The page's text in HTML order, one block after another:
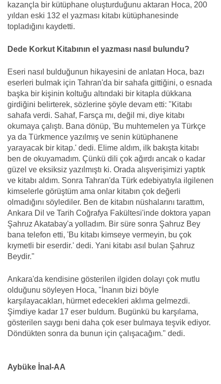
kazançla bir kütüphane oluşturduğunu aktaran Hoca, 200
yıldan eski 132 el yazması kitabı kütüphanesinde
topladığını kaydetti.
Dede Korkut Kitabının el yazması nasıl bulundu?
Eseri nasıl bulduğunun hikayesini de anlatan Hoca, bazı
eserleri bulmak için Tahran'da bir sahafa gittiğini, o esnada
başka bir kişinin koltuğu altındaki bir kitapla dükkana
girdiğini belirterek, sözlerine şöyle devam etti: "Kitabı
sahafa verdi. Sahaf, Farsça mı, değil mi, diye kitabı
okumaya çalıştı. Bana dönüp, 'Bu muhtemelen ya Türkçe
ya da Türkmence yazılmış ve senin kütüphanene
yarayacak bir kitap.' dedi. Elime aldım, ilk bakışta kitabı
ben de okuyamadım. Çünkü dili çok ağırdı ancak o kadar
güzel ve eksiksiz yazılmıştı ki. Orada alışverişimizi yaptık
ve kitabı aldım. Sonra Tahran'da Türk edebiyatıyla ilgilenen
kimselerle görüştüm ama onlar kitabın çok değerli
olmadığını söylediler. Ben de kitabın nüshalarını tarattım,
Ankara Dil ve Tarih Coğrafya Fakültesi'inde doktora yapan
Şahruz Akatabay'a yolladım. Bir süre sonra Şahruz Bey
bana telefon etti, 'Bu kitabı kimseye vermeyin, bu çok
kıymetli bir eserdir.' dedi. Yani kitabı asıl bulan Şahruz
Beydir."
Ankara'da kendisine gösterilen ilgiden dolayı çok mutlu
olduğunu söyleyen Hoca, "İnanın bizi böyle
karşılayacakları, hürmet edecekleri aklıma gelmezdi.
Şimdiye kadar 17 eser buldum. Bugünkü bu karşılama,
gösterilen saygı beni daha çok eser bulmaya teşvik ediyor.
Döndükten sonra da bunun için çalışacağım." dedi.
Aybüke İnal-AA